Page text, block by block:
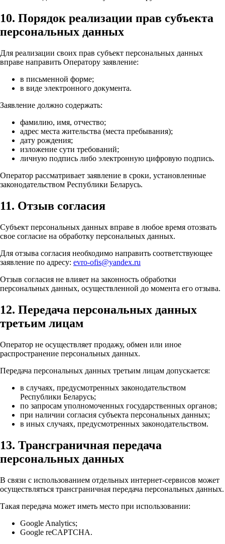
10. Порядок реализации прав субъекта
персональных данных
Для реализации своих прав субъект персональных данных
вправе направить Оператору заявление:
в письменной форме;
в виде электронного документа.
Заявление должно содержать:
фамилию, имя, отчество;
адрес места жительства (места пребывания);
дату рождения;
изложение сути требований;
личную подпись либо электронную цифровую подпись.
Оператор рассматривает заявление в сроки, установленные
законодательством Республики Беларусь.
11. Отзыв согласия
Субъект персональных данных вправе в любое время отозвать
свое согласие на обработку персональных данных.
Для отзыва согласия необходимо направить соответствующее
заявление по адресу: evro-ofis@yandex.ru
Отзыв согласия не влияет на законность обработки
персональных данных, осуществленной до момента его отзыва.
12. Передача персональных данных
третьим лицам
Оператор не осуществляет продажу, обмен или иное
распространение персональных данных.
Передача персональных данных третьим лицам допускается:
в случаях, предусмотренных законодательством
Республики Беларусь;
по запросам уполномоченных государственных органов;
при наличии согласия субъекта персональных данных;
в иных случаях, предусмотренных законодательством.
13. Трансграничная передача
персональных данных
В связи с использованием отдельных интернет-сервисов может
осуществляться трансграничная передача персональных данных.
Такая передача может иметь место при использовании:
Google Analytics;
Google reCAPTCHA.